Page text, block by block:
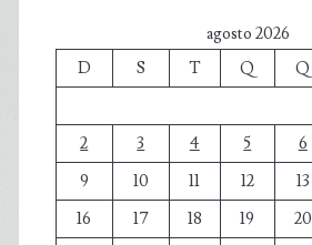
agosto 2026
D
S T Q Q
2
3 4 5 6
9
10 11 12 13
16
17 18 19 20